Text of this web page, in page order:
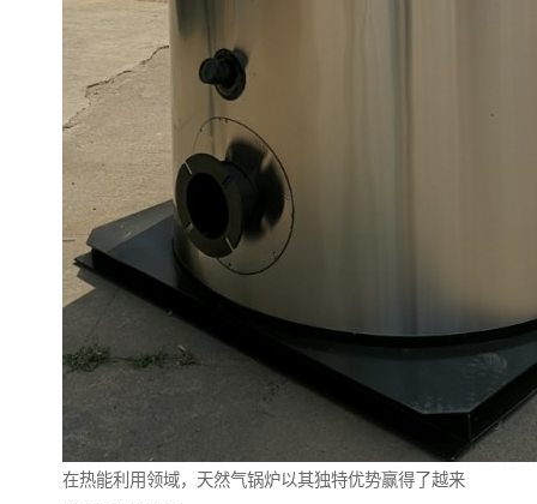
在热能利用领域，天然气锅炉以其独特优势赢得了越来